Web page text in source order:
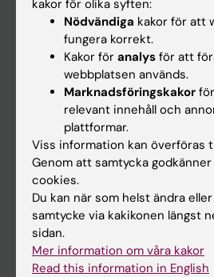
Huvudmeny
Utbildning
Forskarutbildning
Forskning
Om KI
På gång
Nyheter
Kalender
kakor för olika syften:
Nödvändiga kakor för att
fungera korrekt.
Kakor för analys för att
webbplatsen används.
Marknadsföringskakor
relevant innehåll och
plattformar.
Viss information kan överföras
Genom att samtycka
cookies.
Du kan när som helst ändra
samtycke via kakikonen längst
sidan.
Mer information om våra kakor
Read this information in English